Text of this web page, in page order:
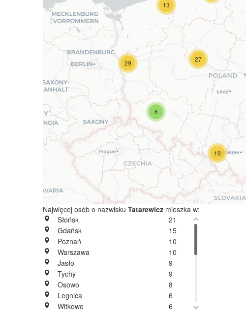
19
6
29
13
27
Najwięcej osób o nazwisku Tatarewicz mieszka w:
Słońsk
21
Gdańsk
15
Poznań
10
Warszawa
10
Jasło
9
Tychy
9
Osowo
8
Legnica
6
Witkowo
6